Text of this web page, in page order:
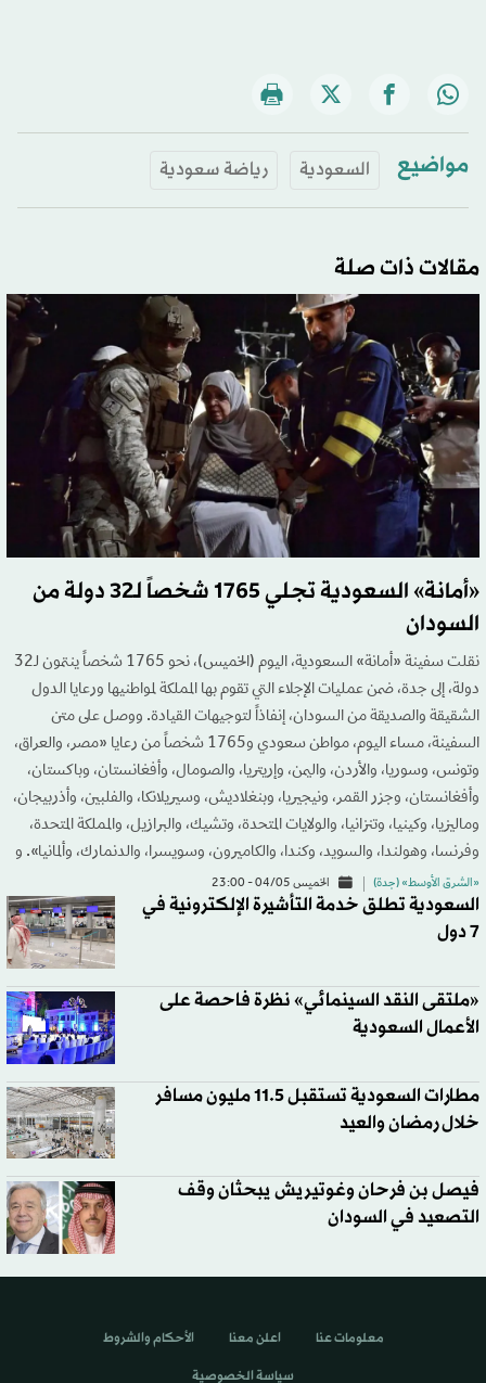
مواضيع السعودية رياضة سعودية
مقالات ذات صلة
«أمانة» السعودية تجلي 1765 شخصاً لـ32 دولة من
السودان
نقلت سفينة «أمانة» السعودية، اليوم (الخميس)، نحو 1765 شخصاً ينتمون لـ32
دولة، إلى جدة، ضمن عمليات الإجلاء التي تقوم بها المملكة لمواطنيها ورعايا الدول
الشقيقة والصديقة من السودان، إنفاذاً لتوجيهات القيادة. ووصل على متن
السفينة، مساء اليوم، مواطن سعودي و1765 شخصاً من رعايا «مصر، والعراق،
وتونس، وسوريا، والأردن، واليمن، وإريتريا، والصومال، وأفغانستان، وباكستان،
وأفغانستان، وجزر القمر، ونيجيريا، وبنغلاديش، وسيريلانكا، والفلبين، وأذربيجان،
وماليزيا، وكينيا، وتنزانيا، والولايات المتحدة، وتشيك، والبرازيل، والمملكة المتحدة،
وفرنسا، وهولندا، والسويد، وكندا، والكاميرون، وسويسرا، والدنمارك، وألمانيا». و
«الشرق الأوسط» (جدة) الخميس 04/05 - 23:00
السعودية تطلق خدمة التأشيرة الإلكترونية في
7 دول
«ملتقى النقد السينمائي» نظرة فاحصة على
الأعمال السعودية
مطارات السعودية تستقبل 11.5 مليون مسافر
خلال رمضان والعيد
فيصل بن فرحان وغوتيريش يبحثان وقف
التصعيد في السودان
معلومات عنا اعلن معنا الأحكام والشروط
سياسة الخصوصية